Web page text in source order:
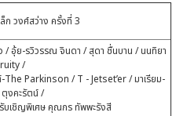
ก วงศ์สว่าง ครั้งที่ 3
/ อุ้ย-รวิวรรณ จินดา / สุดา ชื่นบาน / นนทิยา
/
Parkinson / T - Jetset’er / มาเรียม-
ตุงคะรัตน์ /
บเชิญพิเศษ คุณกร ทัพพะรังสี